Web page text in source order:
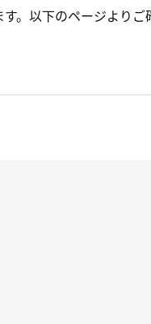
。以下のページよりご